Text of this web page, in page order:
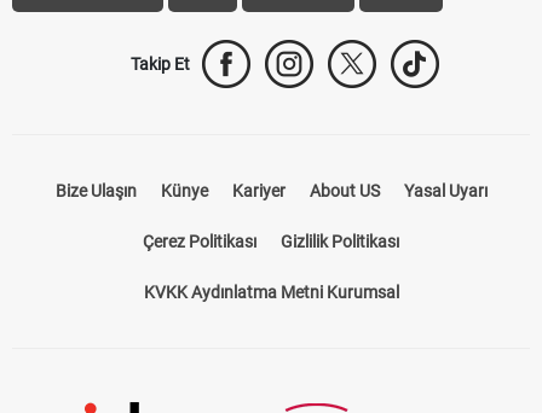
Trabzonspor Transfer Canlı İzle iddaa Sonuçları Aktif Sayaç